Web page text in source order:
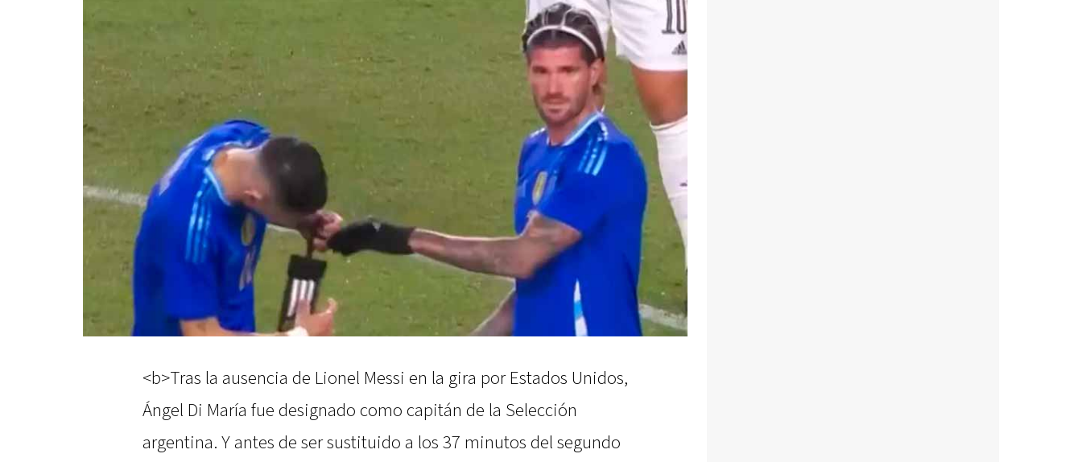
<b>Tras la ausencia de Lionel Messi en la gira por Estados Unidos,
Ángel Di María fue designado como capitán de la Selección
argentina. Y antes de ser sustituido a los 37 minutos del segundo